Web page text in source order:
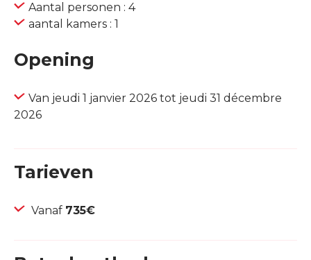
Aantal personen : 4
aantal kamers : 1
Opening
Van jeudi 1 janvier 2026 tot jeudi 31 décembre
2026
Tarieven
Vanaf 735€